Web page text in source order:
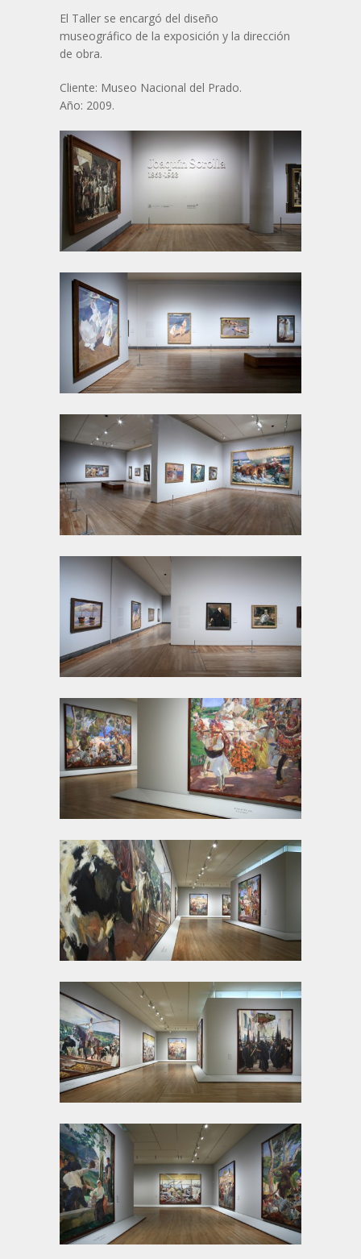
El Taller se encargó del diseño
museográfico de la exposición y la dirección
de obra.
Cliente: Museo Nacional del Prado.
Año: 2009.